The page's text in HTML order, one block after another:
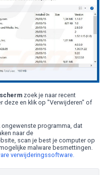
zoek je naar recent
deze en klik op "Verwijderen" of
ongewenste programma, dat
naar de
scan je best je computer op
malware besmettingen.
verwijderingssoftware.